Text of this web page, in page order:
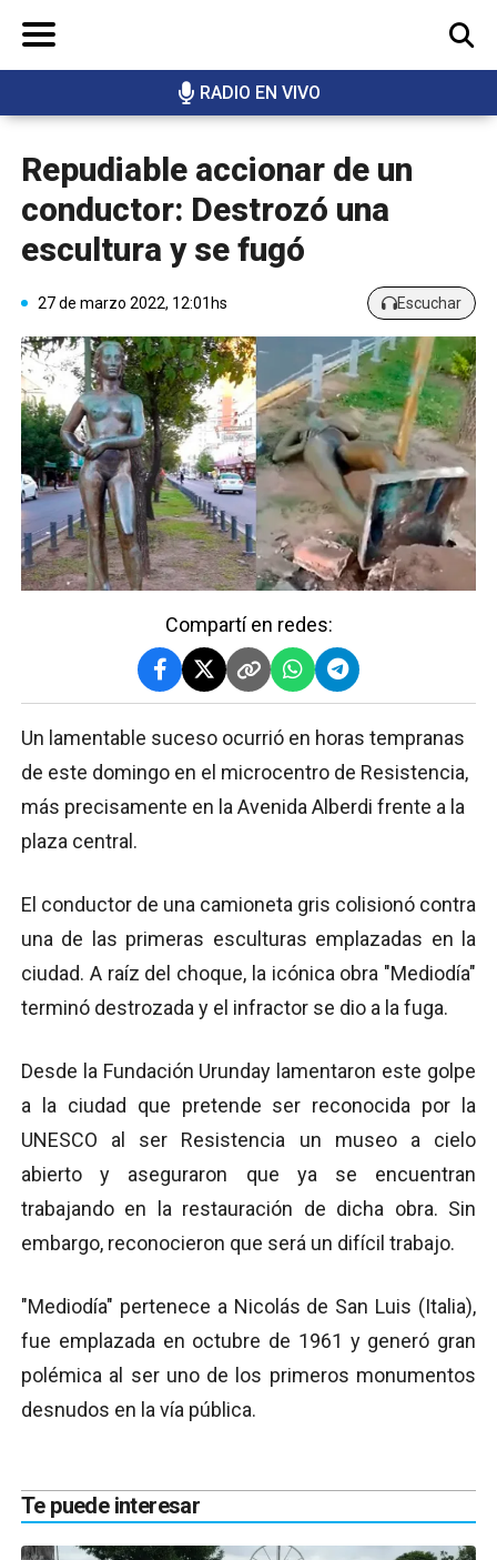
RADIO EN VIVO
BUSCAR
Repudiable accionar de un
conductor: Destrozó una
escultura y se fugó
27 de marzo 2022, 12:01hs Escuchar
Compartí en redes:
Un lamentable suceso ocurrió en horas tempranas
de este domingo en el microcentro de Resistencia,
más precisamente en la Avenida Alberdi frente a la
plaza central.
El conductor de una camioneta gris colisionó contra
una de las primeras esculturas emplazadas en la
ciudad. A raíz del choque, la icónica obra "Mediodía"
terminó destrozada y el infractor se dio a la fuga.
Desde la Fundación Urunday lamentaron este golpe
a la ciudad que pretende ser reconocida por la
UNESCO al ser Resistencia un museo a cielo
abierto y aseguraron que ya se encuentran
trabajando en la restauración de dicha obra. Sin
embargo, reconocieron que será un difícil trabajo.
"Mediodía" pertenece a Nicolás de San Luis (Italia),
fue emplazada en octubre de 1961 y generó gran
polémica al ser uno de los primeros monumentos
desnudos en la vía pública.
Te puede interesar